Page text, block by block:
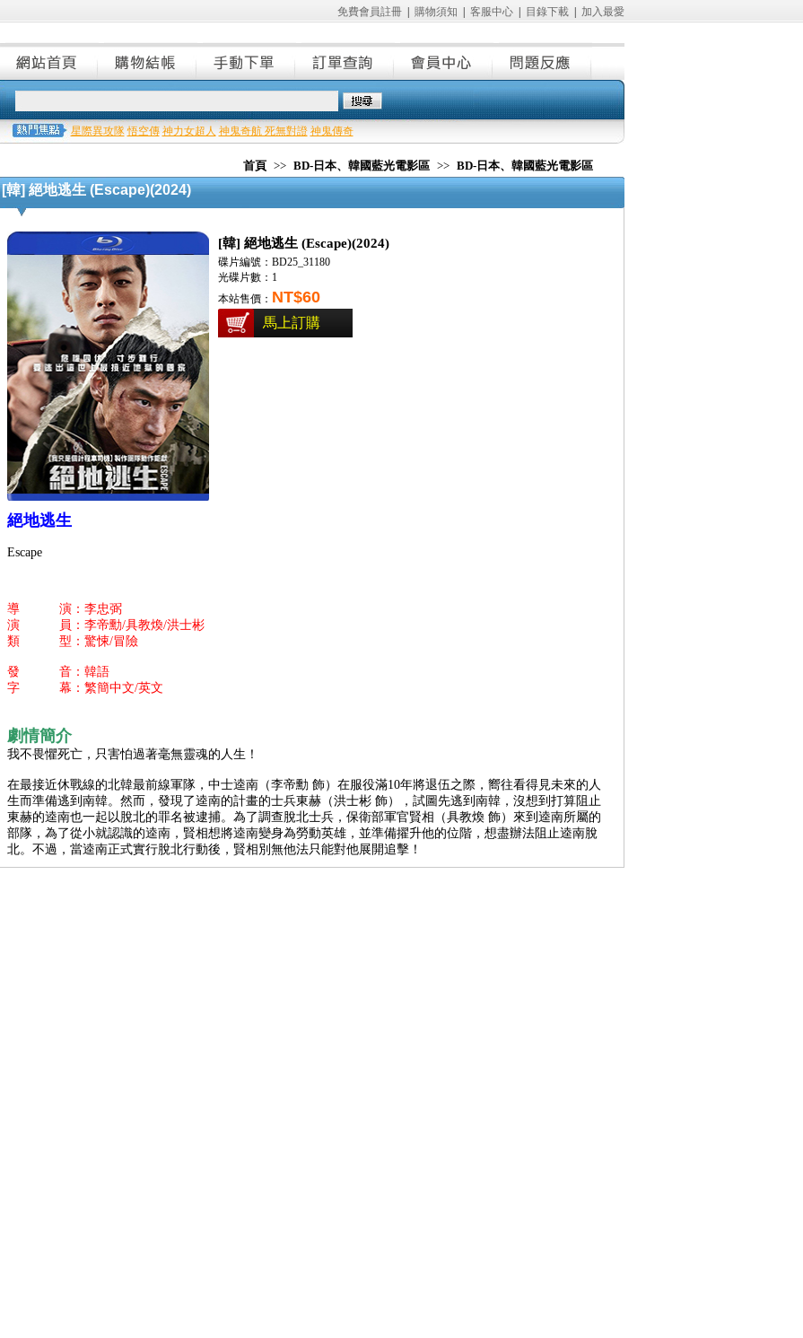
免費會員註冊| 購物須知 客服中心| 目錄下載| 加入最愛
星際異攻隊 悟空傳 神力女超人 神鬼奇航 死無對證 神鬼傳奇
首頁 >> BD-日本、韓國藍光電影區 >> BD-日本、韓國藍光電影區
[韓] 絕地逃生 (Escape)(2024)
[韓] 絕地逃生 (Escape)(2024)
碟片編號：BD25_31180
光碟片數：1
本站售價： NT$60
馬上訂購
絕地逃生
Escape
導 演：李忠弼
演 員：李帝勳/具教煥/洪士彬
類 型：驚悚/冒險
發 音：韓語
字 幕：繁簡中文/英文
劇情簡介
我不畏懼死亡，只害怕過著毫無靈魂的人生！
在最接近休戰線的北韓最前線軍隊，中士逵南（李帝勳 飾）在服役滿10年將退伍之際，嚮往看得見未來的人
生而準備逃到南韓。然而，發現了逵南的計畫的士兵東赫（洪士彬 飾），試圖先逃到南韓，沒想到打算阻止
東赫的逵南也一起以脫北的罪名被逮捕。為了調查脫北士兵，保衛部軍官賢相（具教煥 飾）來到逵南所屬的
部隊，為了從小就認識的逵南，賢相想將逵南變身為勞動英雄，並準備擢升他的位階，想盡辦法阻止逵南脫
北。不過，當逵南正式實行脫北行動後，賢相別無他法只能對他展開追擊！